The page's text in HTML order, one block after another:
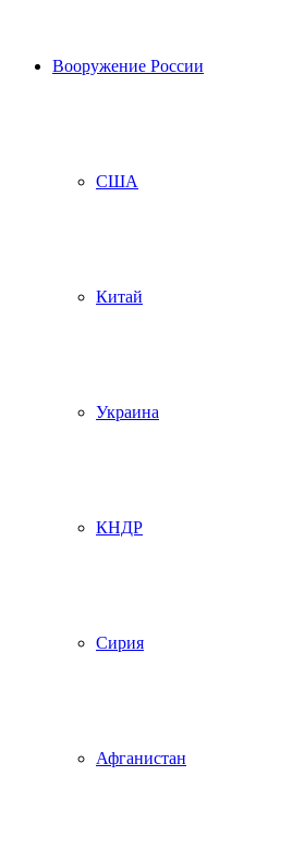
Вооружение России
США
Китай
Украина
КНДР
Сирия
Афганистан